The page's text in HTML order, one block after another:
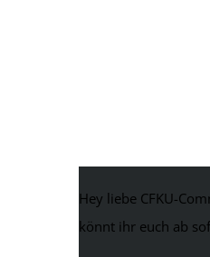
Hey liebe CFKU-
könnt ihr euch ab